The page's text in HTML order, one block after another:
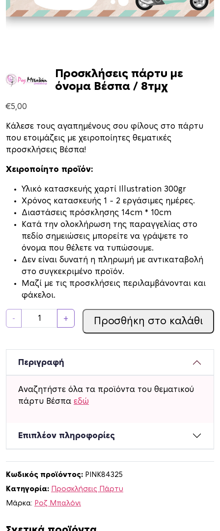
Προσκλήσεις πάρτυ με
όνομα Βέσπα / 8τμχ
€5,00
Κάλεσε τους αγαπημένους σου φίλους στο πάρτυ
που ετοιμάζεις με χειροποίητες θεματικές
προσκλήσεις Βέσπα!
Χειροποίητο προϊόν:
Υλικό κατασκευής χαρτί Illustration 300gr
Xρόνος κατασκευής 1 – 2 εργάσιμες ημέρες.
Διαστάσεις πρόσκλησης 14cm * 10cm
Κατά την ολοκλήρωση της παραγγελίας στο
πεδίο σημειώσεις μπορείτε να γράψετε το
όνομα που θέλετε να τυπώσουμε.
Δεν είναι δυνατή η πληρωμή με αντικαταβολή
στο συγκεκριμένο προϊόν.
Μαζί με τις προσκλήσεις περιλαμβάνονται και
φάκελοι.
-
ρ
σ
λ
τ
υ
μ
ό
+ Προσθήκη στο καλάθι
Περιγραφή
Αναζητήστε όλα τα προϊόντα του θεματικού
πάρτυ Βέσπα εδώ
Επιπλέον πληροφορίες
Κωδικός προϊόντος: PINK84325
Κατηγορία: Προσκλήσεις Πάρτυ
Μάρκα: Ροζ Μπαλόνι